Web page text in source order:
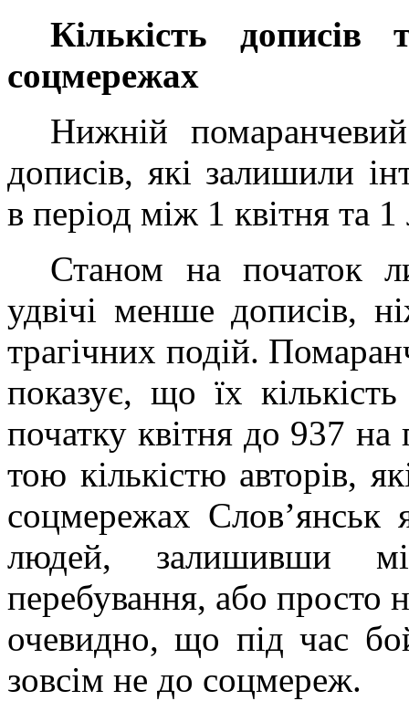
Кількість дописів
соцмережах
Нижній
дописів, які залишили
в період між 1 квітня та
Станом на початок
удвічі менше дописів,
трагічних подій.
показує, що їх
початку квітня до 937
тою кількістю авторів,
соцмережах Слов’янськ
людей, залишивши
перебування, або просто
очевидно, що під час
зовсім не до соцмереж.